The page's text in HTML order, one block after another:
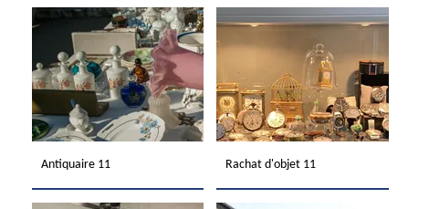
Antiquaire 11 Rachat d'objet 11